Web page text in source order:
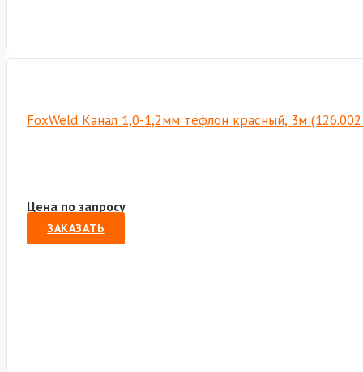
FoxWeld Канал 1,0-1,2мм тефлон красный, 3м
Цена по запросу
ЗАКАЗАТЬ